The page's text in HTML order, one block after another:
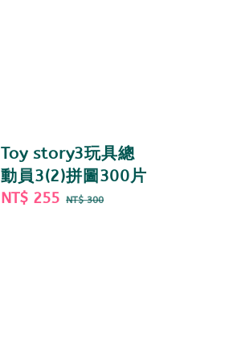
Toy story3玩具總
動員3(2)拼圖300片
Sale
NT$ 255 Regular
NT$ 300